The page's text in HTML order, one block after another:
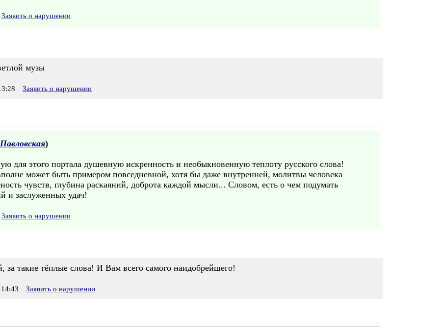
Заявить о нарушении
музы
Заявить о нарушении
)
для этого портала душевную искренность и необыкновенную теплоту русского слова!
может быть примером повседневной, хотя бы даже внутренней, молитвы человека
чувств, глубина раскаяний, доброта каждой мысли... Словом, есть о чем подумать
и заслуженных удач!
Заявить о нарушении
за такие тёплые слова! И Вам всего самого наидобрейшего!
Заявить о нарушении